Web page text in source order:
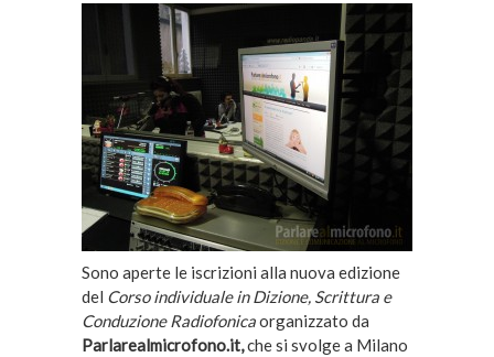
Sono aperte le iscrizioni alla nuova edizione
del Corso individuale in Dizione, Scrittura e
Conduzione Radiofonicaorganizzato da
Parlarealmicrofono.it,che si svolge a Milano